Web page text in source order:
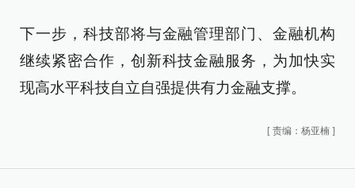
下一步，科技部将与金融管理部门、金融机构
继续紧密合作，创新科技金融服务，为加快实
现高水平科技自立自强提供有力金融支撑。
[ 责编：杨亚楠 ]